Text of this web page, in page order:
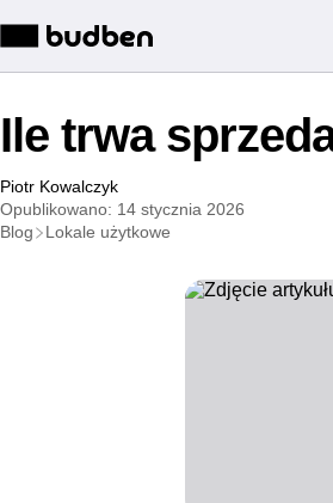
Ile trwa
Piotr Kowalczyk
Opublikowano: 14 stycznia 2026
Blog
Lokale użytkowe